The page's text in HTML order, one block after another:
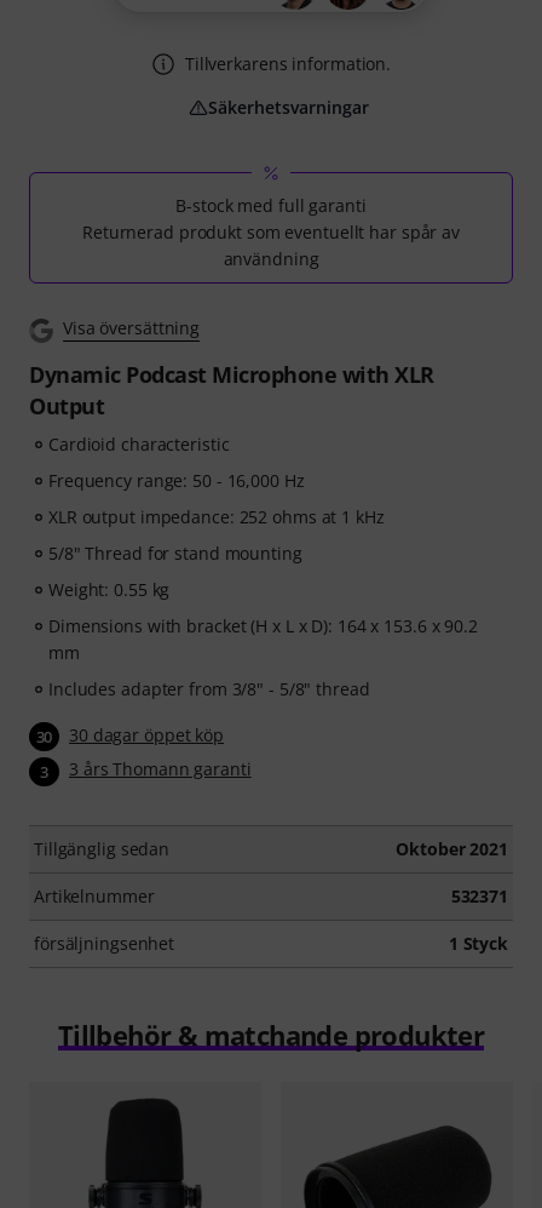
B-stock med full garanti
Returnerad produkt som eventuellt har spår av
användning
Visa översättning
Dynamic Podcast Microphone with XLR
Output
Cardioid characteristic
Frequency range: 50 - 16,000 Hz
XLR output impedance: 252 ohms at 1 kHz
5/8" Thread for stand mounting
Weight: 0.55 kg
Dimensions with bracket (H x L x D): 164 x 153.6 x 90.2
mm
Includes adapter from 3/8" - 5/8" thread
30 30 dagar öppet köp
3 3 års Thomann garanti
Tillgänglig sedan Oktober 2021
Artikelnummer 532371
försäljningsenhet 1 Styck
Tillverkarens information.
Säkerhetsvarningar
Tillbehör & matchande produkter